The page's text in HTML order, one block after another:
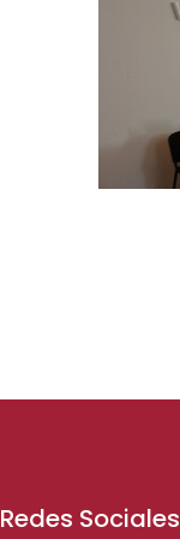
Redes Sociales